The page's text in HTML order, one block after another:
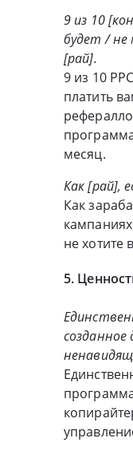
9 из 10
будет / не
[рай].
9 из 10
платить
месяц.
Как [рай],
Как
не хотите
5.
созданное